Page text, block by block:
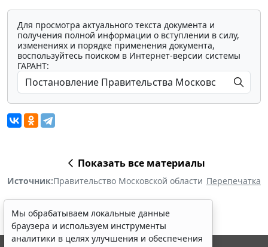
Для просмотра актуального текста документа и
получения полной информации о вступлении в силу,
изменениях и порядке применения документа,
воспользуйтесь поиском в Интернет-версии системы
ГАРАНТ:
Показать все материалы
Источник:Правительство Московской области Перепечатка
Мы обрабатываем локальные данные
браузера и используем инструменты
аналитики в целях улучшения и обеспечения